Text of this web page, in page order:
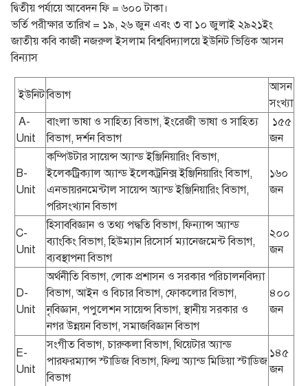
দ্বিতীয় পর্যায়ে আবেদন ফি = ৬০০ টাকা।
ভর্তি পরীক্ষার তারিখ = ১৯, ২৬ জুন এবং ৩ বা ১০ জুলাই ২৯২১ইং
জাতীয় কবি কাজী নজরুল ইসলাম বিশ্ববিদ্যালয়ে ইউনিট ভিত্তিক আসন
বিন্যাস
ইউনিটবিভাগ
আসন
সংখ্যা
A-
Unit
বাংলা ভাষা ও সাহিত্য বিভাগ, ইংরেজী ভাষা ও সাহিত্য
বিভাগ, দর্শন বিভাগ
১৫৫
জন
B-
Unit
কম্পিউটার সায়েন্স অ্যান্ড ইঞ্জিনিয়ারিং বিভাগ,
ইলেকট্রিক্যাল অ্যান্ড ইলেকট্রনিক্স ইঞ্জিনিয়ারিং বিভাগ,
এনভায়রনমেন্টাল সায়েন্স অ্যান্ড ইঞ্জিনিয়ারিং বিভাগ,
পরিসংখ্যান বিভাগ
১৬০
জন
C-
Unit
হিসাববিজ্ঞান ও তথ্য পদ্ধতি বিভাগ, ফিন্যান্স অ্যান্ড
ব্যাংকিং বিভাগ, হিউম্যান রিসোর্স ম্যানেজমেন্ট বিভাগ,
ব্যবস্থাপনা বিভাগ
২০০
জন
D-
Unit
অর্থনীতি বিভাগ, লোক প্রশাসন ও সরকার পরিচালনবিদ্যা
বিভাগ, আইন ও বিচার বিভাগ, ফোকলোর বিভাগ,
নৃবিজ্ঞান, পপুলেশন সায়েন্স বিভাগ, স্থানীয় সরকার ও
নগর উন্নয়ন বিভাগ, সমাজবিজ্ঞান বিভাগ
৪০০
জন
E-
Unit
সংগীত বিভাগ, চারুকলা বিভাগ, থিয়েটার অ্যান্ড
পারফরম্যান্স স্টাডিজ বিভাগ, ফিল্ম অ্যান্ড মিডিয়া স্টাডিজ
বিভাগ
১৪৫
জন